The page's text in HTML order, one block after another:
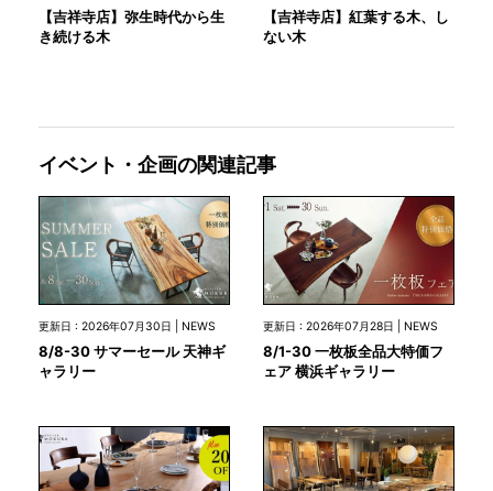
【吉祥寺店】弥生時代から生
き続ける木
【吉祥寺店】紅葉する木、し
ない木
イベント・企画の関連記事
更新日 : 2026年07月30日 | NEWS
8/8-30 サマーセール 天神ギ
ャラリー
更新日 : 2026年07月28日 | NEWS
8/1-30 一枚板全品大特価フ
ェア 横浜ギャラリー